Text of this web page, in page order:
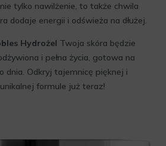
tylko nawilżenie, to także chwila
dodaje energii i odświeża na dłużej.
Hydrożel Twoja skóra będzie
i pełna życia, gotowa na
dnia. Odkryj tajemnicę pięknej i
formule już teraz!